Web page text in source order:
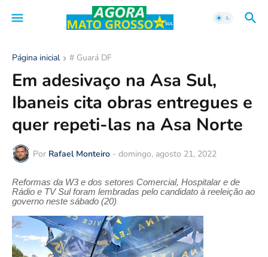
Página inicial # Guará DF
Em adesivaço na Asa Sul,
Ibaneis cita obras entregues e
quer repeti-las na Asa Norte
Por Rafael Monteiro - domingo, agosto 21, 2022
Reformas da W3 e dos setores Comercial, Hospitalar e de
Rádio e TV Sul foram lembradas pelo candidato à reeleição ao
governo neste sábado (20)